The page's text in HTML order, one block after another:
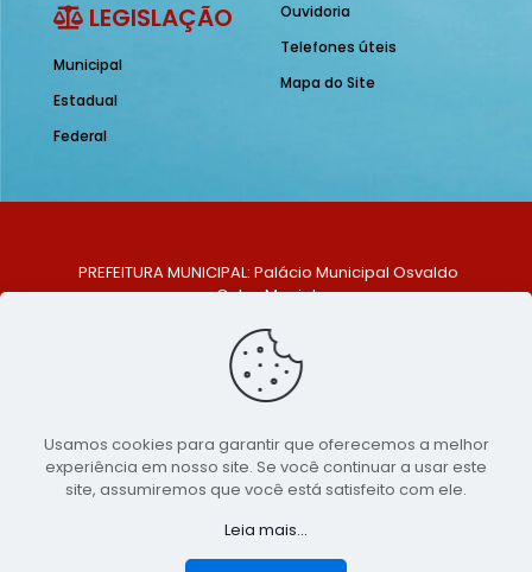
LEGISLAÇÃO
Municipal
Estadual
Federal
Ouvidoria
Telefones úteis
Mapa do Site
PREFEITURA MUNICIPAL: Palácio Municipal Osvaldo
Celso Maciel
Centro, São Bento do Una - PE. CEP: 553370-128
TELEFONE: (81) 99548-1569
E-MAIL: ouvidoria@saobentodouna.pe.gov.br
Copyright 2021-2026 - Assessoria de Comunicação da
Prefeitura de São Bento do Una - PE
publicidadeLumusWeb - Agência Digital
Usamos cookies para garantir que oferecemos a melhor
experiência em nosso site. Se você continuar a usar este
site, assumiremos que você está satisfeito com ele.
Leia mais...